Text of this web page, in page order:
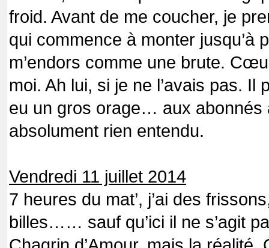
froid. Avant de me coucher, je
qui commence à monter jusqu’à
m’endors comme une brute.
moi. Ah lui, si je ne l’avais pas. Il
eu un gros orage… aux abonnés
absolument rien entendu.
Vendredi 11 juillet 2014
7 heures du mat’, j’ai des
billes…… sauf qu’ici il ne s’agit